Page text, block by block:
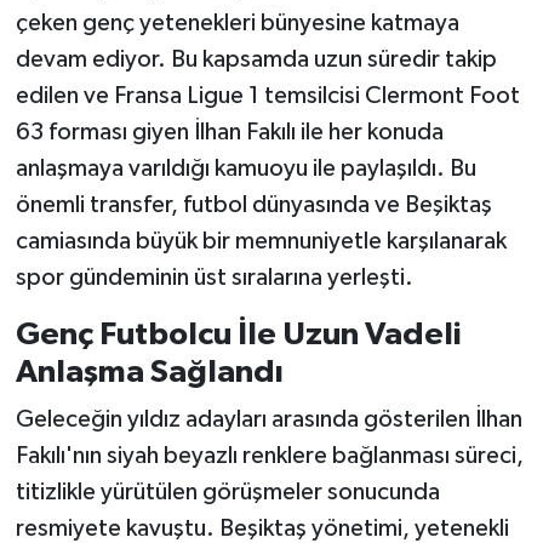
çeken genç yetenekleri bünyesine katmaya
devam ediyor. Bu kapsamda uzun süredir takip
edilen ve Fransa Ligue 1 temsilcisi Clermont Foot
63 forması giyen İlhan Fakılı ile her konuda
anlaşmaya varıldığı kamuoyu ile paylaşıldı. Bu
önemli transfer, futbol dünyasında ve Beşiktaş
camiasında büyük bir memnuniyetle karşılanarak
spor gündeminin üst sıralarına yerleşti.
Genç Futbolcu İle Uzun Vadeli
Anlaşma Sağlandı
Geleceğin yıldız adayları arasında gösterilen İlhan
Fakılı'nın siyah beyazlı renklere bağlanması süreci,
titizlikle yürütülen görüşmeler sonucunda
resmiyete kavuştu. Beşiktaş yönetimi, yetenekli